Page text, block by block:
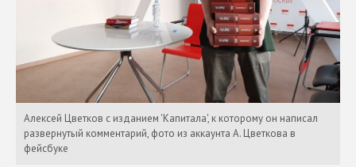
Алексей Цветков с изданием 'Капитала', к которому он написал
развернутый комментарий, фото из аккаунта А. Цветкова в
фейсбуке